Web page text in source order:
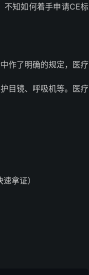
不知如何着手申请CE标
作了明确的规定，医疗
目镜、呼吸机等。医疗
拿证）